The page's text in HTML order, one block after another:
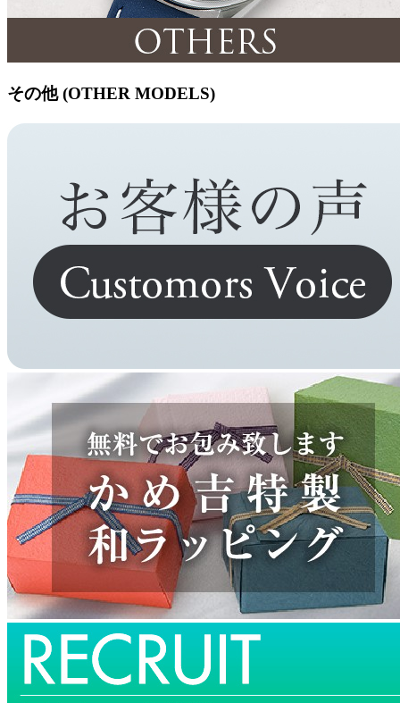
その他 (OTHER MODELS)